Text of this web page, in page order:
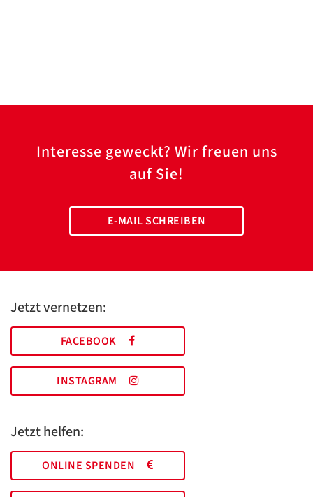
Interesse geweckt? Wir freuen uns
auf Sie!
E-MAIL SCHREIBEN
Jetzt vernetzen:
FACEBOOK
INSTAGRAM
Jetzt helfen:
ONLINE SPENDEN